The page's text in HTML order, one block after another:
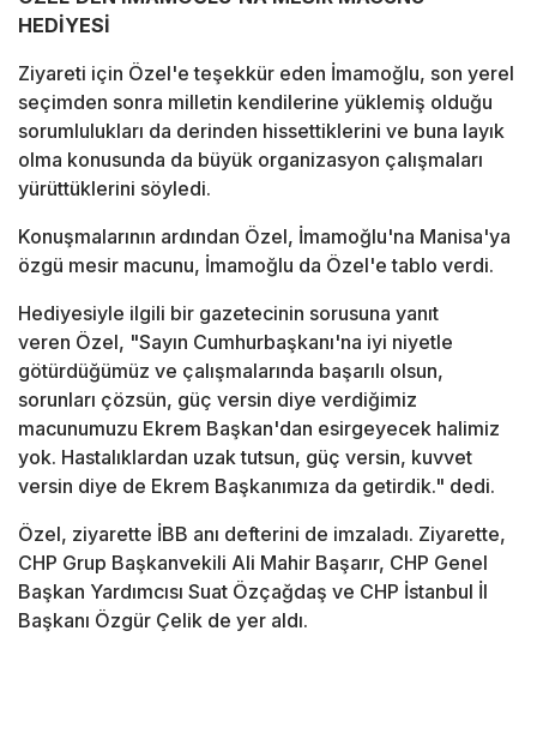
HEDİYESİ
Ziyareti için Özel'e teşekkür eden İmamoğlu, son yerel
seçimden sonra milletin kendilerine yüklemiş olduğu
sorumlulukları da derinden hissettiklerini ve buna layık
olma konusunda da büyük organizasyon çalışmaları
yürüttüklerini söyledi.
Konuşmalarının ardından Özel, İmamoğlu'na Manisa'ya
özgü mesir macunu, İmamoğlu da Özel'e tablo verdi.
Hediyesiyle ilgili bir gazetecinin sorusuna yanıt
veren Özel, "Sayın Cumhurbaşkanı'na iyi niyetle
götürdüğümüz ve çalışmalarında başarılı olsun,
sorunları çözsün, güç versin diye verdiğimiz
macunumuzu Ekrem Başkan'dan esirgeyecek halimiz
yok. Hastalıklardan uzak tutsun, güç versin, kuvvet
versin diye de Ekrem Başkanımıza da getirdik." dedi.
Özel, ziyarette İBB anı defterini de imzaladı. Ziyarette,
CHP Grup Başkanvekili Ali Mahir Başarır, CHP Genel
Başkan Yardımcısı Suat Özçağdaş ve CHP İstanbul İl
Başkanı Özgür Çelik de yer aldı.